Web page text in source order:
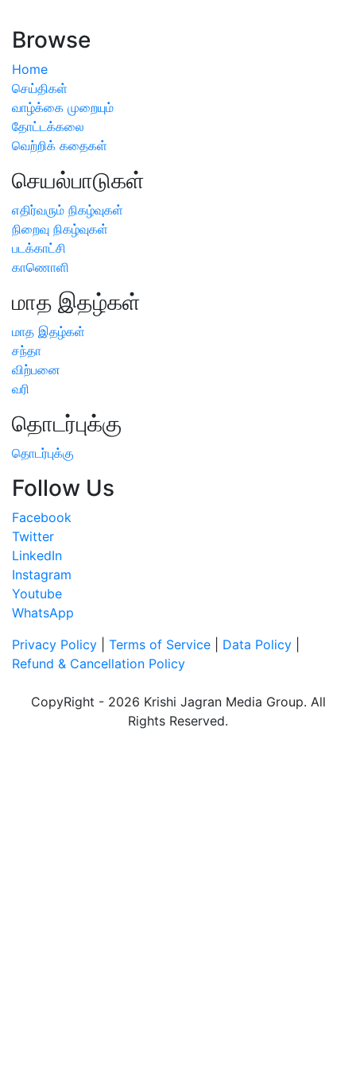
Browse
Home
செய்திகள்
வாழ்க்கை முறையும்
தோட்டக்கலை
வெற்றிக் கதைகள்
செயல்பாடுகள்
எதிர்வரும் நிகழ்வுகள்
நிறைவு நிகழ்வுகள்
படக்காட்சி
காணொளி
மாத இதழ்கள்
மாத இதழ்கள்
சந்தா
விற்பனை
வரி
தொடர்புக்கு
தொடர்புக்கு
Follow Us
Facebook
Twitter
LinkedIn
Instagram
Youtube
WhatsApp
Privacy Policy
Terms of Service Data Policy
Refund & Cancellation Policy
CopyRight - 2026 Krishi Jagran Media Group. All
Rights Reserved.